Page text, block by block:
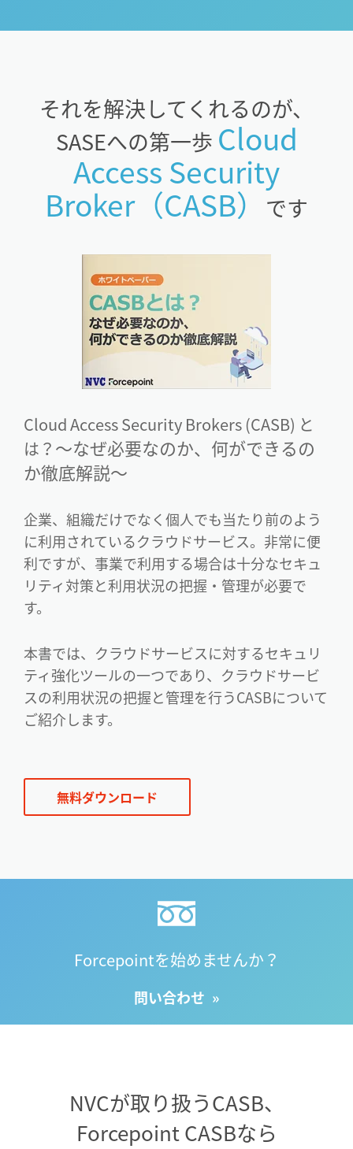
それを解決してくれるのが、
SASEへの第一歩 Cloud
Access Security
Broker（CASB） です
Cloud Access Security Brokers (CASB) と
は？ ～なぜ必要なのか、何ができるの
か徹底解説～
企業、組織だけでなく個人でも当たり前のよう
に利用されているクラウドサービス。非常に便
利ですが、事業で利用する場合は十分なセキュ
リティ対策と利用状況の把握・管理が必要で
す。
本書では、クラウドサービスに対するセキュリ
ティ強化ツールの一つであり、クラウドサービ
スの利用状況の把握と管理を行うCASBについて
ご紹介します。
無料ダウンロード
Forcepointを始めませんか？
問い合わせ
NVCが取り扱うCASB、
Forcepoint CASBなら